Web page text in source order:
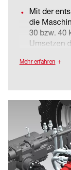
Mit der
die
30 bzw. 40
Umsetzen
dadurch die
Mehr erfahren